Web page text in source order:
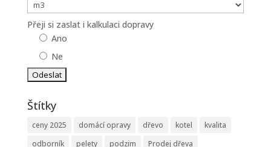
Přeji si zaslat i kalkulaci dopravy
Ano
Ne
Štítky
ceny 2025 domácí opravy dřevo kotel
kvalita
odborník
pelety podzim
Prodej dřeva